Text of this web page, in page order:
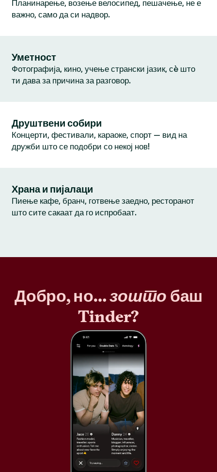
Планинарење, возење велосипед, пешачење, не е
важно, само да си надвор.
Уметност
Фотографија, кино, учење странски јазик, сè што
ти дава за причина за разговор.
Друштвени собири
Концерти, фестивали, караоке, спорт — вид на
дружби што се подобри со некој нов!
Храна и пијалаци
Пиење кафе, бранч, готвење заедно, ресторанот
што сите сакаат да го испробаат.
Добро, но…зошто баш
Tinder?